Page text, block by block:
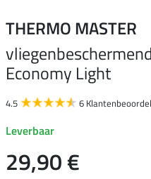
THERMO MASTER
Economy Light
4.5 6
Leverbaar
29,90 €